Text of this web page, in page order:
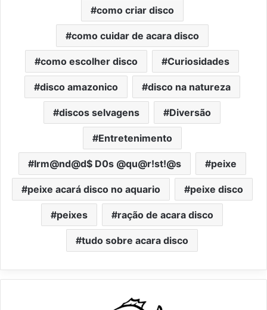
como criar disco
como cuidar de acara disco
como escolher disco Curiosidades
disco amazonico disco na natureza
discos selvagens Diversão
Entretenimento
Irm@nd@d$ D0s @qu@r!st!@s peixe
peixe acará disco no aquario peixe disco
peixes ração de acara disco
tudo sobre acara disco